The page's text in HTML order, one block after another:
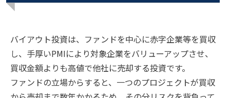
バイアウト投資は、ファンドを中心に赤字企業等を買収
し、手厚いPMIにより対象企業をバリューアップさせ、
買収金額よりも高値で他社に売却する投資です。
ファンドの立場からすると、一つのプロジェクトが買収